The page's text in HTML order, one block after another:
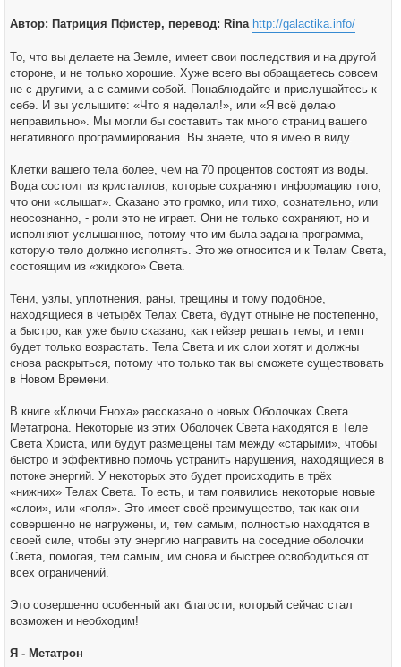
Автор: Патриция Пфистер, перевод: Rina http://galactika.info/
То, что вы делаете на Земле, имеет свои последствия и на другой
стороне, и не только хорошие. Хуже всего вы обращаетесь совсем
не с другими, а с самими собой. Понаблюдайте и прислушайтесь к
себе. И вы услышите: «Что я наделал!», или «Я всё делаю
неправильно». Мы могли бы составить так много страниц вашего
негативного программирования. Вы знаете, что я имею в виду.
Клетки вашего тела более, чем на 70 процентов состоят из воды.
Вода состоит из кристаллов, которые сохраняют информацию того,
что они «слышат». Сказано это громко, или тихо, сознательно, или
неосознанно, - роли это не играет. Они не только сохраняют, но и
исполняют услышанное, потому что им была задана программа,
которую тело должно исполнять. Это же относится и к Телам Света,
состоящим из «жидкого» Света.
Тени, узлы, уплотнения, раны, трещины и тому подобное,
находящиеся в четырёх Телах Света, будут отныне не постепенно,
а быстро, как уже было сказано, как гейзер решать темы, и темп
будет только возрастать. Тела Света и их слои хотят и должны
снова раскрыться, потому что только так вы сможете существовать
в Новом Времени.
В книге «Ключи Еноха» рассказано о новых Оболочках Света
Метатрона. Некоторые из этих Оболочек Света находятся в Теле
Света Христа, или будут размещены там между «старыми», чтобы
быстро и эффективно помочь устранить нарушения, находящиеся в
потоке энергий. У некоторых это будет происходить в трёх
«нижних» Телах Света. То есть, и там появились некоторые новые
«слои», или «поля». Это имеет своё преимущество, так как они
совершенно не нагружены, и, тем самым, полностью находятся в
своей силе, чтобы эту энергию направить на соседние оболочки
Света, помогая, тем самым, им снова и быстрее освободиться от
всех ограничений.
Это совершенно особенный акт благости, который сейчас стал
возможен и необходим!
Я - Метатрон